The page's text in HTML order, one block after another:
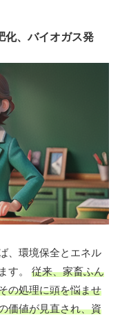
化、バイオガス発
、環境保全とエネル
す。 従来、家畜ふん
の処理に頭を悩ませ
価値が見直され、資